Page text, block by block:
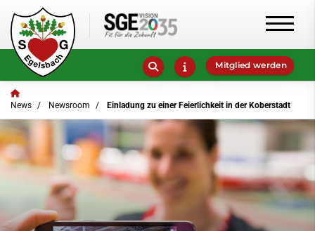
Mitglied werden
News Newsroom Einladung zu einer Feierlichkeit in der Koberstadt